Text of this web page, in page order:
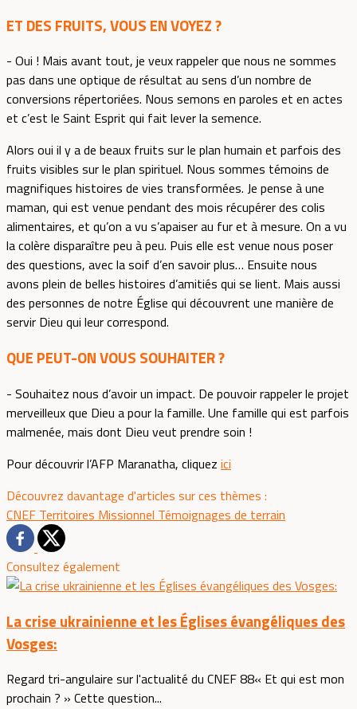
ET DES FRUITS, VOUS EN VOYEZ ?
- Oui ! Mais avant tout, je veux rappeler que nous ne sommes
pas dans une optique de résultat au sens d’un nombre de
conversions répertoriées. Nous semons en paroles et en actes
et c’est le Saint Esprit qui fait lever la semence.
Alors oui il y a de beaux fruits sur le plan humain et parfois des
fruits visibles sur le plan spirituel. Nous sommes témoins de
magnifiques histoires de vies transformées. Je pense à une
maman, qui est venue pendant des mois récupérer des colis
alimentaires, et qu’on a vu s’apaiser au fur et à mesure. On a vu
la colère disparaître peu à peu. Puis elle est venue nous poser
des questions, avec la soif d’en savoir plus… Ensuite nous
avons plein de belles histoires d’amitiés qui se lient. Mais aussi
des personnes de notre Église qui découvrent une manière de
servir Dieu qui leur correspond.
QUE PEUT-ON VOUS SOUHAITER ?
- Souhaitez nous d’avoir un impact. De pouvoir rappeler le projet
merveilleux que Dieu a pour la famille. Une famille qui est parfois
malmenée, mais dont Dieu veut prendre soin !
Pour découvrir l’AFP Maranatha, cliquez ici
Découvrez davantage d'articles sur ces thèmes :
CNEF Territoires Missionnel Témoignages de terrain
Consultez également
La crise ukrainienne et les Églises évangéliques des
Vosges:
Regard tri-angulaire sur l'actualité du CNEF 88« Et qui est mon
prochain ? » Cette question...